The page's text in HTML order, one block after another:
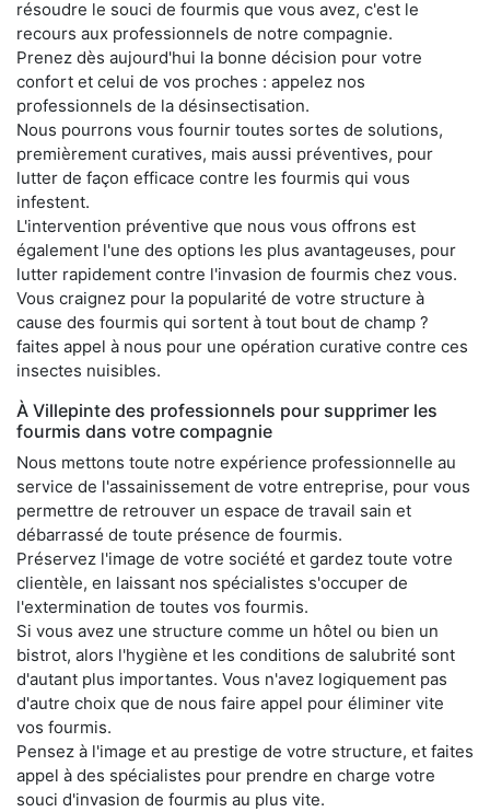
résoudre le souci de fourmis que vous avez, c'est le
recours aux professionnels de notre compagnie.
Prenez dès aujourd'hui la bonne décision pour votre
confort et celui de vos proches : appelez nos
professionnels de la désinsectisation.
Nous pourrons vous fournir toutes sortes de solutions,
premièrement curatives, mais aussi préventives, pour
lutter de façon efficace contre les fourmis qui vous
infestent.
L'intervention préventive que nous vous offrons est
également l'une des options les plus avantageuses, pour
lutter rapidement contre l'invasion de fourmis chez vous.
Vous craignez pour la popularité de votre structure à
cause des fourmis qui sortent à tout bout de champ ?
faites appel à nous pour une opération curative contre ces
insectes nuisibles.
À Villepinte des professionnels pour supprimer les
fourmis dans votre compagnie
Nous mettons toute notre expérience professionnelle au
service de l'assainissement de votre entreprise, pour vous
permettre de retrouver un espace de travail sain et
débarrassé de toute présence de fourmis.
Préservez l'image de votre société et gardez toute votre
clientèle, en laissant nos spécialistes s'occuper de
l'extermination de toutes vos fourmis.
Si vous avez une structure comme un hôtel ou bien un
bistrot, alors l'hygiène et les conditions de salubrité sont
d'autant plus importantes. Vous n'avez logiquement pas
d'autre choix que de nous faire appel pour éliminer vite
vos fourmis.
Pensez à l'image et au prestige de votre structure, et faites
appel à des spécialistes pour prendre en charge votre
souci d'invasion de fourmis au plus vite.